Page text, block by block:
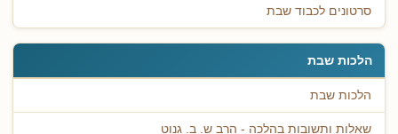
סרטונים לכבוד שבת
הלכות שבת
הלכות שבת
שאלות ותשובות בהלכה - הרב ש. ב. גנוט